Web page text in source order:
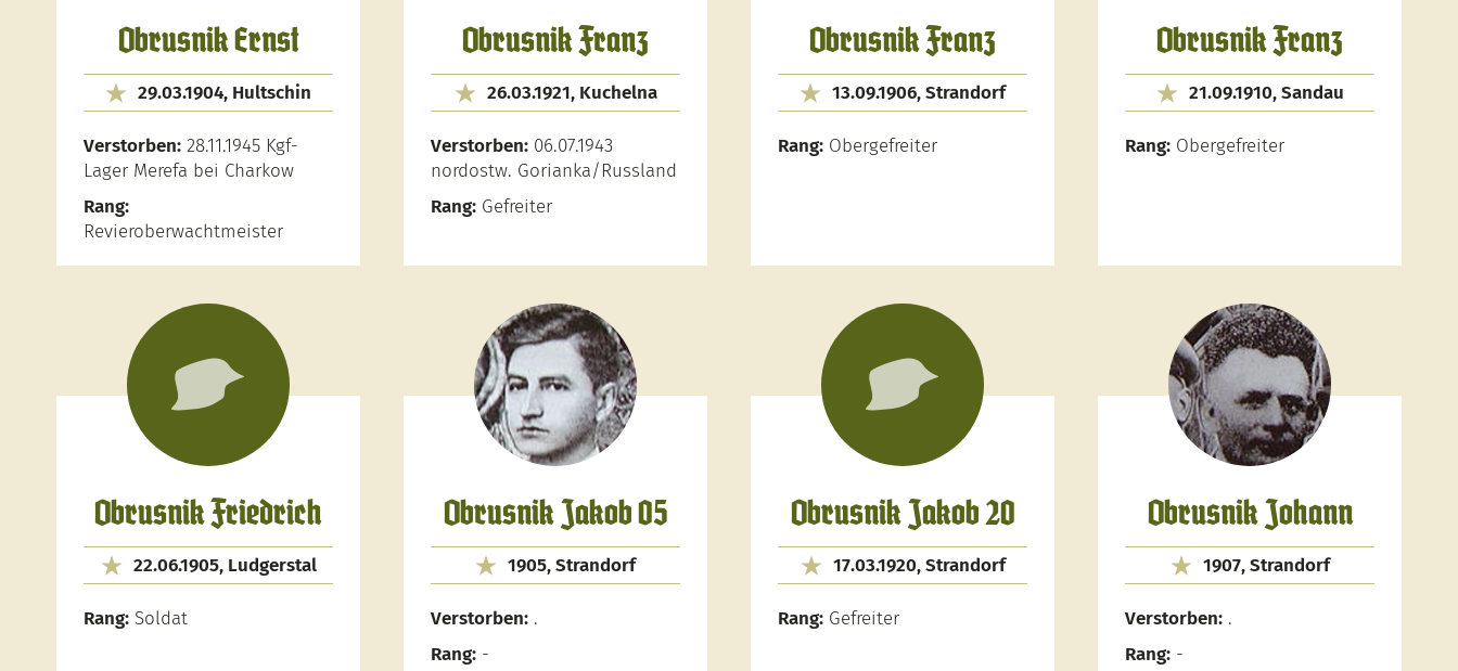
Obrusnik Ernst
29.03.1904, Hultschin
Verstorben: 28.11.1945 Kgf-
Lager Merefa bei Charkow
Rang:
Revieroberwachtmeister
Obrusnik Franz
26.03.1921, Kuchelna
Verstorben: 06.07.1943
nordostw. Gorianka/Russland
Rang: Gefreiter
Obrusnik Franz
13.09.1906, Strandorf
Rang: Obergefreiter
Obrusnik Franz
21.09.1910, Sandau
Rang: Obergefreiter
Obrusnik Friedrich
22.06.1905, Ludgerstal
Rang: Soldat
Obrusnik Jakob 05
1905, Strandorf
Verstorben: .
Rang: -
Obrusnik Jakob 20
17.03.1920, Strandorf
Rang: Gefreiter
Obrusnik Johann
1907, Strandorf
Verstorben: .
Rang: -